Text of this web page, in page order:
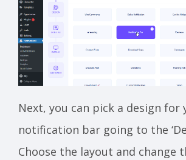
Next, you can pick a design for
notification bar going to the
Choose the layout and change